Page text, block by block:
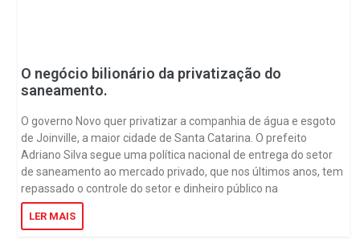
O negócio bilionário da privatização do
saneamento.
O governo Novo quer privatizar a companhia de água e esgoto
de Joinville, a maior cidade de Santa Catarina. O prefeito
Adriano Silva segue uma política nacional de entrega do setor
de saneamento ao mercado privado, que nos últimos anos, tem
repassado o controle do setor e dinheiro público na
LER MAIS